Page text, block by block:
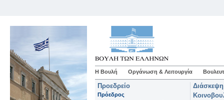
Η Βουλή Οργάνωση & Λειτουργία
Προεδρείο
Πρόεδρος